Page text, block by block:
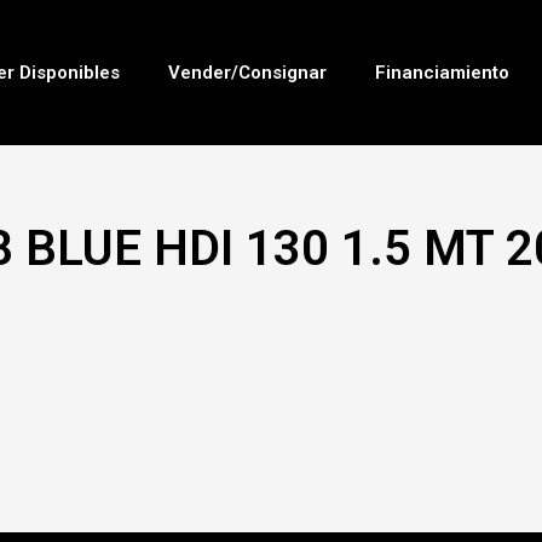
Disponibles Vender/Consignar Financiamiento
BLUE HDI 130 1.5 MT